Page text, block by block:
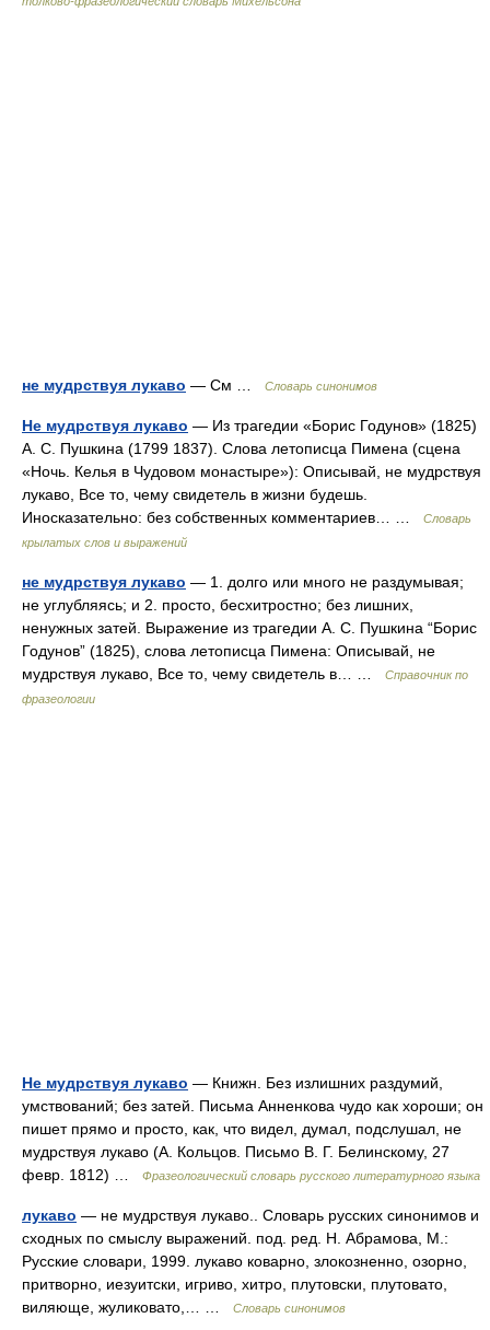
не мудрствуя лукаво — См … Словарь синонимов
Не мудрствуя лукаво — Из трагедии «Борис Годунов» (1825)
А. С. Пушкина (1799 1837). Слова летописца Пимена (сцена
«Ночь. Келья в Чудовом монастыре»): Описывай, не мудрствуя
лукаво, Все то, чему свидетель в жизни будешь.
Иносказательно: без собственных комментариев… …
Словарь
крылатых слов и выражений
не мудрствуя лукаво — 1. долго или много не раздумывая;
не углубляясь; и 2. просто, бесхитростно; без лишних,
ненужных затей. Выражение из трагедии А. С. Пушкина “Борис
Годунов” (1825), слова летописца Пимена: Описывай, не
мудрствуя лукаво, Все то, чему свидетель в… …
Справочник по
фразеологии
Не мудрствуя лукаво — Книжн. Без излишних раздумий,
умствований; без затей. Письма Анненкова чудо как хороши; он
пишет прямо и просто, как, что видел, думал, подслушал, не
мудрствуя лукаво (А. Кольцов. Письмо В. Г. Белинскому, 27
февр. 1812) …
Фразеологический словарь русского литературного языка
лукаво — не мудрствуя лукаво.. Словарь русских синонимов и
сходных по смыслу выражений. под. ред. Н. Абрамова, М.:
Русские словари, 1999. лукаво коварно, злокозненно, озорно,
притворно, иезуитски, игриво, хитро, плутовски, плутовато,
виляюще, жуликовато,… …
Словарь синонимов